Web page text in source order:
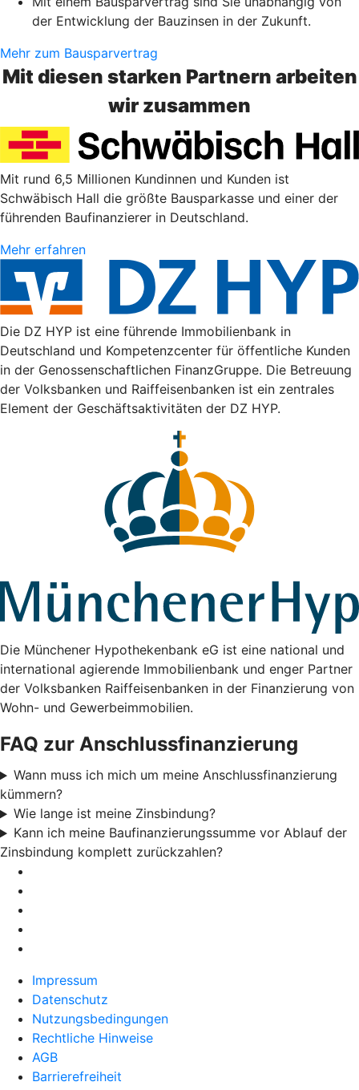
der Entwicklung der Bauzinsen in der Zukunft.
Mehr zum Bausparvertrag
Mit diesen starken Partnern arbeiten
wir zusammen
Mit rund 6,5 Millionen Kundinnen und Kunden ist
Schwäbisch Hall die größte Bausparkasse und einer der
führenden Baufinanzierer in Deutschland.
Mehr erfahren
Die DZ HYP ist eine führende Immobilienbank in
Deutschland und Kompetenzcenter für öffentliche Kunden
in der Genossenschaftlichen FinanzGruppe. Die Betreuung
der Volksbanken und Raiffeisenbanken ist ein zentrales
Element der Geschäftsaktivitäten der DZ HYP.
Die Münchener Hypothekenbank eG ist eine national und
international agierende Immobilienbank und enger Partner
der Volksbanken Raiffeisenbanken in der Finanzierung von
Wohn- und Gewerbeimmobilien.
FAQ zur Anschlussfinanzierung
Wann muss ich mich um meine Anschlussfinanzierung
kümmern?
Wie lange ist meine Zinsbindung?
Kann ich meine Baufinanzierungssumme vor Ablauf der
Zinsbindung komplett zurückzahlen?
Impressum
Datenschutz
Nutzungsbedingungen
Rechtliche Hinweise
AGB
Barrierefreiheit